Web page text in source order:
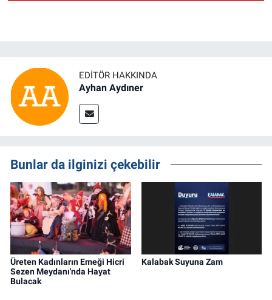
EDITÖR HAKKINDA
Ayhan Aydıner
Bunlar da ilginizi çekebilir
Üreten Kadınların Emeği Hicri
Sezen Meydanı'nda Hayat
Bulacak
Kalabak Suyuna Zam